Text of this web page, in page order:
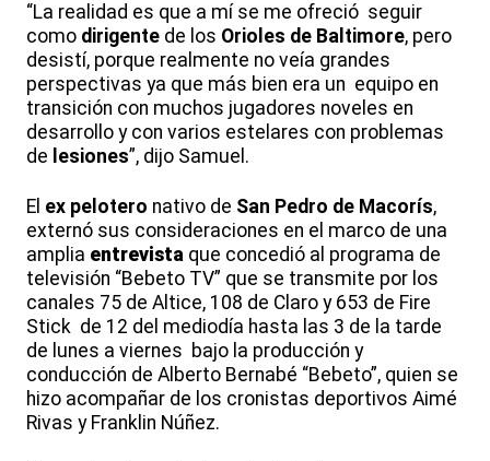
“La realidad es que a mí se me ofreció seguir
como dirigente de los Orioles de Baltimore, pero
desistí, porque realmente no veía grandes
perspectivas ya que más bien era un equipo en
transición con muchos jugadores noveles en
desarrollo y con varios estelares con problemas
de lesiones”, dijo Samuel.
El ex pelotero nativo de San Pedro de Macorís,
externó sus consideraciones en el marco de una
amplia entrevista que concedió al programa de
televisión “Bebeto TV” que se transmite por los
canales 75 de Altice, 108 de Claro y 653 de Fire
Stick de 12 del mediodía hasta las 3 de la tarde
de lunes a viernes bajo la producción y
conducción de Alberto Bernabé “Bebeto”, quien se
hizo acompañar de los cronistas deportivos Aimé
Rivas y Franklin Núñez.